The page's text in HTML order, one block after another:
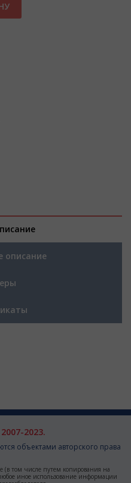
описание
2023.
объектами авторского права
(в том числе путем копирования на
иное использование информации